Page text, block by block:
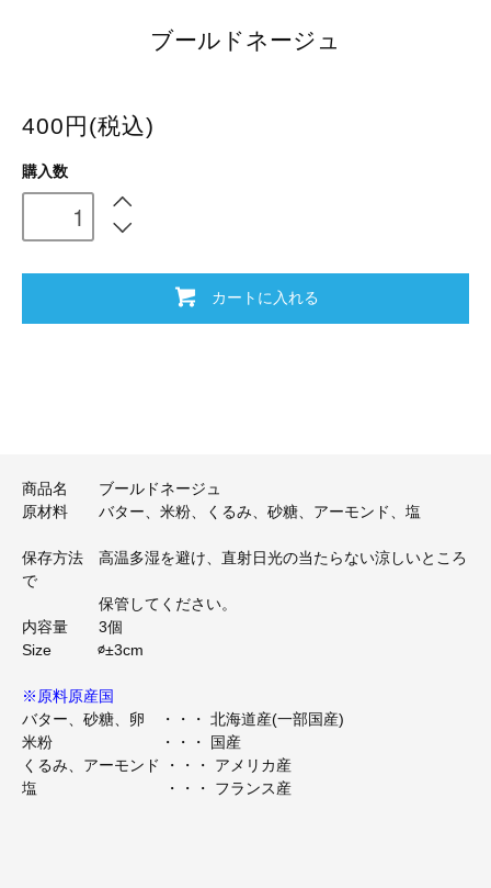
ブールドネージュ
400円(税込)
購入数
カートに入れる
商品名 ブールドネージュ
原材料 バター、米粉、くるみ、砂糖、アーモンド、塩
保存方法 高温多湿を避け、直射日光の当たらない涼しいところ
で
保管してください。
内容量 3個
Size ∅±3cm
※原料原産国
バター、砂糖、卵 ・・・ 北海道産(一部国産)
米粉 ・・・ 国産
くるみ、アーモンド ・・・ アメリカ産
塩 ・・・ フランス産